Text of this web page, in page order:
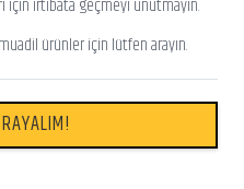
için irtibata geçmeyi unutmayın.
ürünler için lütfen arayın.